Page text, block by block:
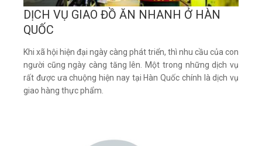
DỊCH VỤ GIAO ĐỒ ĂN NHANH Ở HÀN
QUỐC
Khi xã hội hiện đại ngày càng phát triển, thì nhu cầu của con
người cũng ngày càng tăng lên. Một trong những dịch vụ
rất được ưa chuộng hiện nay tại Hàn Quốc chính là dịch vụ
giao hàng thực phẩm.